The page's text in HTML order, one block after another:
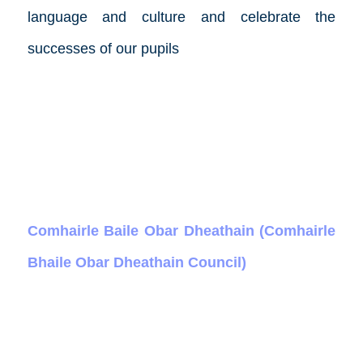
language and culture and celebrate the
successes of our pupils
Comhairle Baile Obar Dheathain (Comhairle
Bhaile Obar Dheathain Council)